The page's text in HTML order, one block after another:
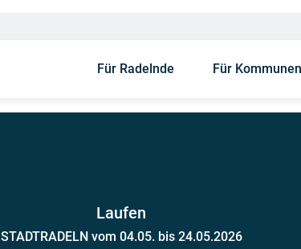
Für Radelnde Für Kommunen
Laufen
STADTRADELN vom 04.05. bis 24.05.2026